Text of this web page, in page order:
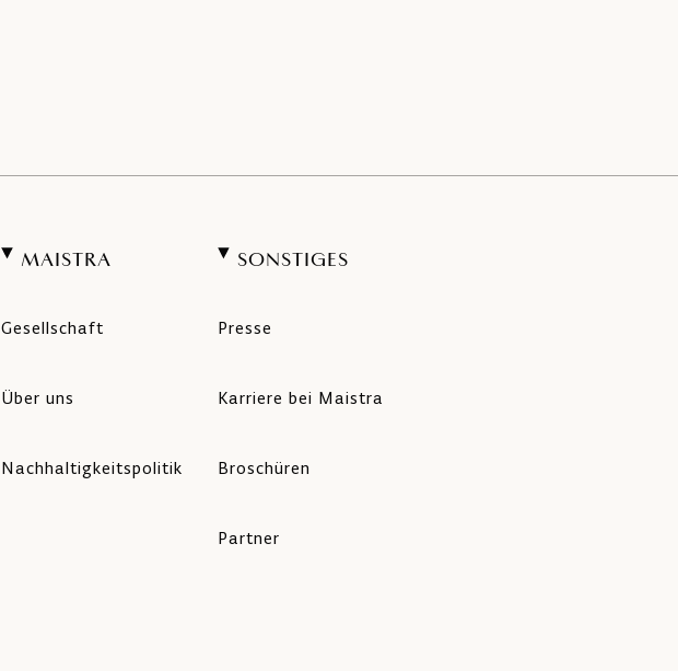
MAISTRA
Gesellschaft
Über uns
Nachhaltigkeitspolitik
SONSTIGES
Presse
Karriere bei Maistra
Broschüren
Partner